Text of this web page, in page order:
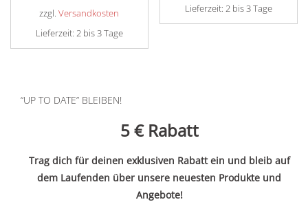
zzgl.Versandkosten
Lieferzeit: 2 bis 3 Tage
Lieferzeit:2 bis 3 Tage
“UP TO DATE” BLEIBEN!
5 € Rabatt
Trag dich für deinen exklusiven Rabatt ein und bleib auf
dem Laufenden über unsere neuesten Produkte und
Angebote!